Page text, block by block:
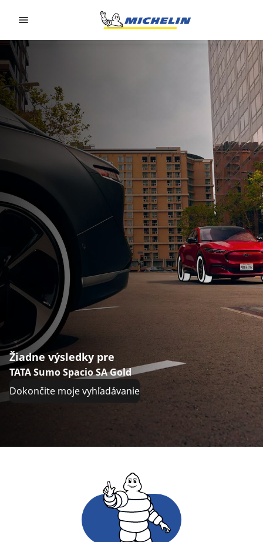
Žiadne výsledky pre
TATA Sumo Spacio SA Gold
Dokončite moje vyhľadávanie